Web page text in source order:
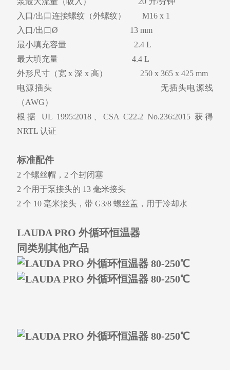
入口/出口连接螺纹（外螺纹） M16 x 1
入口/出口Ø 13 mm
最小填充容量 2.4 L
最大填充量 4.4 L
外形尺寸（宽 x 深 x 高） 250 x 365 x 425 mm
电源插头 无插头电源线
（AWG）
根据 UL 1995:2018、CSA C22.2 No.236:2015 获得
NRTL 认证
标准配件
2 个螺丝帽，2 个封闭塞
2 个用于泵接头的 13 毫米接头
2 个 10 毫米接头，带 G3/8 螺丝盖，用于冷却水
LAUDA PRO 外循环恒温器
同类别其他产品